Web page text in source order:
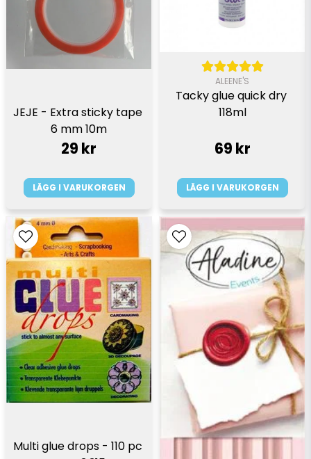
JEJE - Extra sticky tape
6 mm 10m
29 kr
LÄGG I VARUKORGEN
ALEENE'S
Tacky glue quick dry
118ml
69 kr
LÄGG I VARUKORGEN
Multi glue drops - 110 pc